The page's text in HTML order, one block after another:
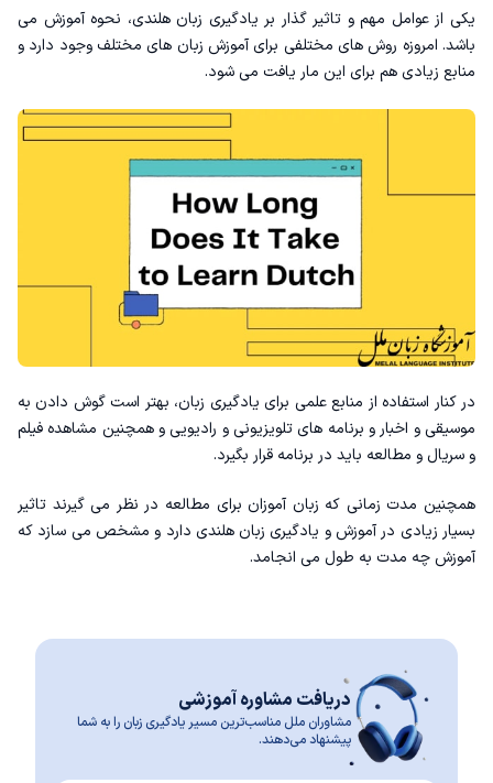
یکی از عوامل مهم و تاثیر گذار بر یادگیری زبان هلندی، نحوه آموزش می
باشد‌. امروزه روش های مختلفی برای آموزش زبان های مختلف وجود دارد و
منابع زیادی هم برای این مار یافت می شود.
در کنار استفاده از منابع علمی برای یادگیری زبان، بهتر است گوش دادن‌ به
موسیقی و اخبار و برنامه های تلویزیونی و رادیویی و همچنین مشاهده فیلم
و سریال و مطالعه باید در برنامه قرار بگیرد.
همچنین مدت زمانی که زبان آموزان برای مطالعه در نظر می گیرند تاثیر
بسیار زیادی در آموزش و یادگیری زبان هلندی دارد و مشخص می سازد که
آموزش چه مدت به طول می انجامد.
دریافت مشاوره آموزشی
مشاوران ملل مناسب‌ترین مسیر یادگیری زبان را به شما
پیشنهاد می‌دهند.